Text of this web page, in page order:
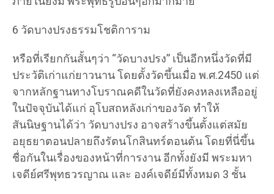
6 วัดบางปรงธรรมโชติการาม
หรือที่เรียกกันสั้นๆว่า “วัดบางปรง” เป็นอีกหนึ่งวัดที่มี
ประวัติเก่าแก่ยาวนาน โดยตั้งวัดขึ้นเมื่อ พ.ศ.2450 แต่
จากหลักฐานทางโบราณคดีในวัดที่ยังคงหลงเหลืออยู่
ในปัจจุบันได้แก่ อุโบสถหลังเก่าของวัด ทำให้
สันนิษฐานได้ว่า วัดบางปรง อาจสร้างขึ้นตั้งแต่สมัย
อยุธยาตอนปลายถึงรัตนโกสินทร์ตอนต้น โดยที่นี่ขึ้น
ชื่อกันในเรื่องของหน้าที่การงาน อีกทั้งยังมี พระมหา
เจดีย์ศรีพุทธวรญาณ และ องค์เจดีย์มีทั้งหมด 3 ชั้น